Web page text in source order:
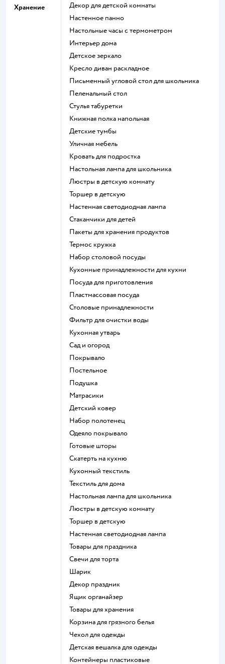
Хранение
Декор для детской комнаты
Настенное панно
Настольные часы с термометром
Интерьер дома
Детское зеркало
Кресло диван раскладное
Письменный угловой стол для школьника
Пеленальный стол
Стулья табуретки
Книжная полка напольная
Детские тумбы
Уличная мебель
Кровать для подростка
Настольная лампа для школьника
Люстры в детскую комнату
Торшер в детскую
Настенная светодиодная лампа
Стаканчики для детей
Пакеты для хранения продуктов
Термос кружка
Набор столовой посуды
Кухонные принадлежности для кухни
Посуда для приготовления
Пластмассовая посуда
Столовые принадлежности
Фильтр для очистки воды
Кухонная утварь
Сад и огород
Покрывало
Постельное
Подушка
Матрасики
Детский ковер
Набор полотенец
Одеяло покрывало
Готовые шторы
Скатерть на кухню
Кухонный текстиль
Текстиль для дома
Настольная лампа для школьника
Люстры в детскую комнату
Торшер в детскую
Настенная светодиодная лампа
Товары для праздника
Свечи для торта
Шарик
Декор праздник
Ящик органайзер
Товары для хранения
Корзина для грязного белья
Чехол для одежды
Детская вешалка для одежды
Контейнеры пластиковые